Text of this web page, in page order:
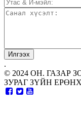
.
© 2024 ОН. ГАЗАР
ЗУРАГ ЗҮЙН